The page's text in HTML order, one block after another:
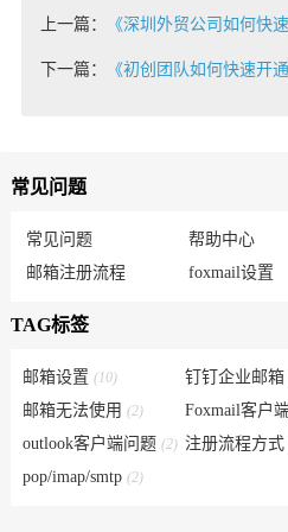
上一篇： 《深圳外贸公司如何快速开通阿里云
下一篇： 《初创团队如何快速开通阿里云企业
常见问题
常见问题 帮助中心
邮箱注册流程
foxmail设置
TAG标签
邮箱设置 (10) 钉钉企业邮箱
邮箱无法使用 (2)
outlook客户端问题 (2) 注册流程方式
pop/imap/smtp (2)